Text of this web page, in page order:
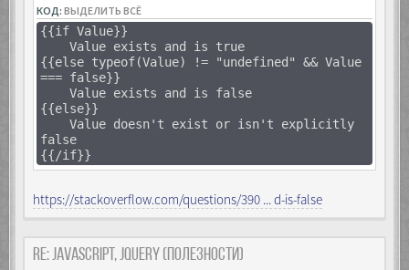
КОД:ВЫДЕЛИТЬ ВСЁ
{{if Value}}
Value exists and is true
{{else typeof(Value) != "undefined" && Value
=== false}}
Value exists and is false
{{else}}
Value doesn't exist or isn't explicitly
false
{{/if}}
https://stackoverflow.com/questions/390 ... d-is-false
Re: JavaScript, Jquery (полезности)